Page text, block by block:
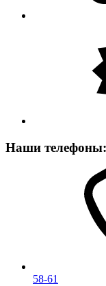
Наши телефоны:
58-61